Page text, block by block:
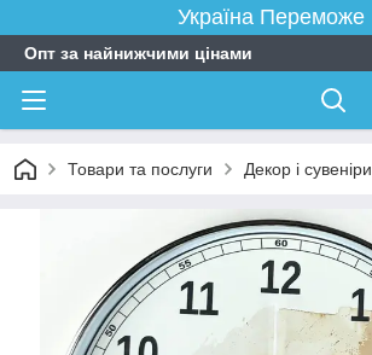
Україна Переможе
Опт за найнижчими цінами
Товари та послуги Декор і сувеніри